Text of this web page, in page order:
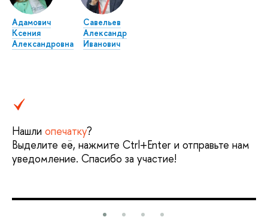
Адамович
Ксения
Александровна
Савельев
Александр
Иванович
Нашли опечатку?
Выделите её, нажмите Ctrl+Enter и отправьте нам
уведомление. Спасибо за участие!